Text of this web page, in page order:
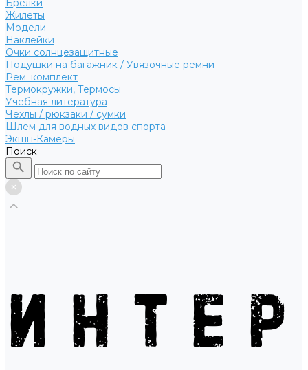
Брелки
Жилеты
Модели
Наклейки
Очки солнцезащитные
Подушки на багажник / Увязочные ремни
Рем. комплект
Термокружки, Термосы
Учебная литература
Чехлы / рюкзаки / сумки
Шлем для водных видов спорта
Экшн-Камеры
Поиск